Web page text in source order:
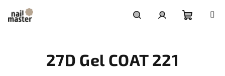
obsah
27D Gel COAT 221